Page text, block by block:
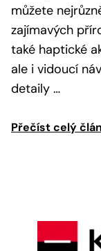
můžete
zajímavých
také haptické
ale i vidoucí
detaily …
Přečíst celý